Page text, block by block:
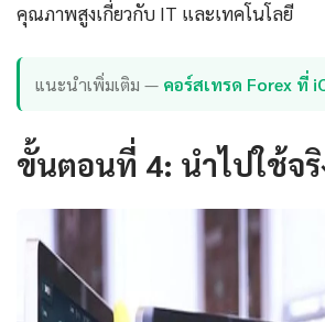
คุณภาพสูงเกี่ยวกับ IT และเทคโนโลยี
แนะนำเพิ่มเติม — คอร์สเทรด Forex ที่
ขั้นตอนที่ 4: นำไปใช้จ